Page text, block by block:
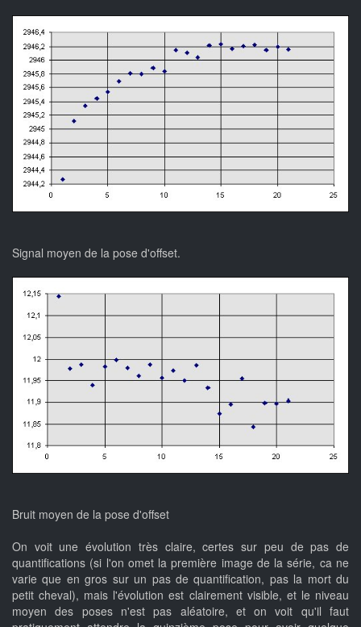
Signal moyen de la pose d'offset.
Bruit moyen de la pose d'offset
On voit une évolution très claire, certes sur peu de pas de
quantifications (si l'on omet la première image de la série, ca ne
varie que en gros sur un pas de quantification, pas la mort du
petit cheval), mais l'évolution est clairement visible, et le niveau
moyen des poses n'est pas aléatoire, et on voit qu'il faut